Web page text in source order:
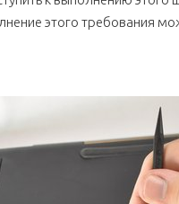
этого требования